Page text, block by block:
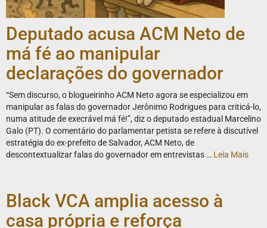
Deputado acusa ACM Neto de
má fé ao manipular
declarações do governador
“Sem discurso, o blogueirinho ACM Neto agora se especializou em
manipular as falas do governador Jerônimo Rodrigues para criticá-lo,
numa atitude de execrável má fé!”, diz o deputado estadual Marcelino
Galo (PT). O comentário do parlamentar petista se refere à discutível
estratégia do ex-prefeito de Salvador, ACM Neto, de
descontextualizar falas do governador em entrevistas … Leia Mais
Black VCA amplia acesso à
casa própria e reforça